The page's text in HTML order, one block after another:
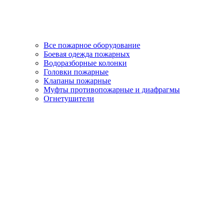
Все пожарное оборудование
Боевая одежда пожарных
Водоразборные колонки
Головки пожарные
Клапаны пожарные
Муфты противопожарные и диафрагмы
Огнетушители